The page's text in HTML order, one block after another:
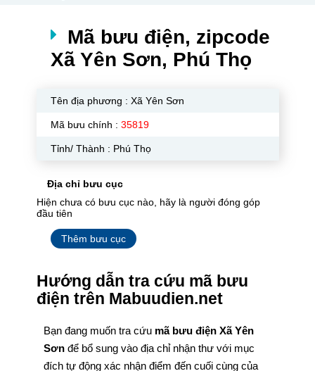
Mã bưu điện, zipcode
Xã Yên Sơn, Phú Thọ
Tên địa phương : Xã Yên Sơn
Mã bưu chính : 35819
Tỉnh/ Thành : Phú Thọ
Địa chỉ bưu cục
Hiện chưa có bưu cục nào, hãy là người đóng góp
đầu tiên
Thêm bưu cục
Hướng dẫn tra cứu mã bưu
điện trên Mabuudien.net
Bạn đang muốn tra cứu mã bưu điện Xã Yên
Sơn để bổ sung vào địa chỉ nhận thư với mục
đích tự động xác nhận điểm đến cuối cùng của